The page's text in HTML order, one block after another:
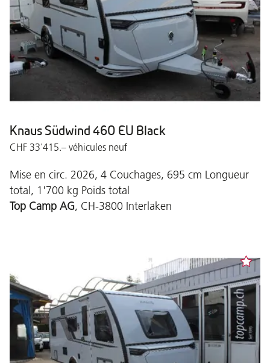
Knaus Südwind 460 EU Black
CHF 33'415.– véhicules neuf
Mise en circ. 2026, 4 Couchages, 695 cm Longueur
total, 1'700 kg Poids total
Top Camp AG, CH-3800 Interlaken